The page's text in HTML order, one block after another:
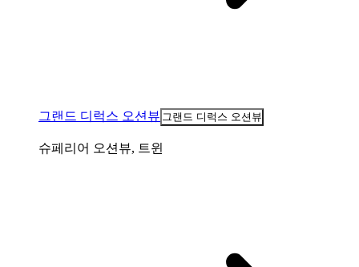
그랜드 디럭스 오션뷰 그랜드 디럭스 오션뷰
슈페리어 오션뷰, 트윈